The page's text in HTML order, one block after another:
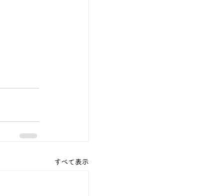
すべて表示